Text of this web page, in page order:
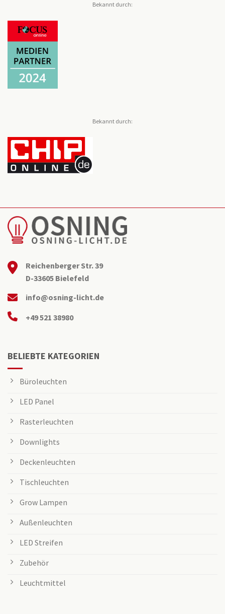
Bekannt durch:
Bekannt durch:
Reichenberger Str. 39
D-33605 Bielefeld
info@osning-licht.de
+49 521 38980
BELIEBTE KATEGORIEN
Büroleuchten
LED Panel
Rasterleuchten
Downlights
Deckenleuchten
Tischleuchten
Grow Lampen
Außenleuchten
LED Streifen
Zubehör
Leuchtmittel